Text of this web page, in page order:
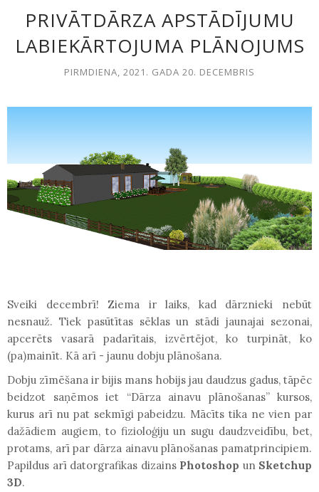
PRIVĀTDĀRZA APSTĀDĪJUMU
LABIEKĀRTOJUMA PLĀNOJUMS
PIRMDIENA, 2021. GADA 20. DECEMBRIS
Sveiki decembrī! Ziema ir laiks, kad dārznieki nebūt
nesnauž. Tiek pasūtītas sēklas un stādi jaunajai sezonai,
apcerēts vasarā padarītais, izvērtējot, ko turpināt, ko
(pa)mainīt. Kā arī - jaunu dobju plānošana.
Dobju zīmēšana ir bijis mans hobijs jau daudzus gadus, tāpēc
beidzot saņēmos iet “Dārza ainavu plānošanas” kursos,
kurus arī nu pat sekmīgi pabeidzu. Mācīts tika ne vien par
dažādiem augiem, to fizioloģiju un sugu daudzveidību, bet,
protams, arī par dārza ainavu plānošanas pamatprincipiem.
Papildus arī datorgrafikas dizains Photoshop un Sketchup
3D.